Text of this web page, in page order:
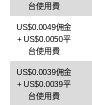
台使用費
US$0.0049佣金
+ US$0.0050平
台使用費
US$0.0039佣金
+ US$0.0039平
台使用費